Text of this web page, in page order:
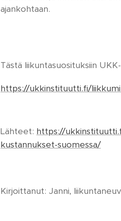
ajankohtaan.
Tästä liikuntasuosituksiin
https://ukkinstituutti.fi/
Lähteet: https://
kustannukset-suomessa/
Kirjoittanut: Janni,